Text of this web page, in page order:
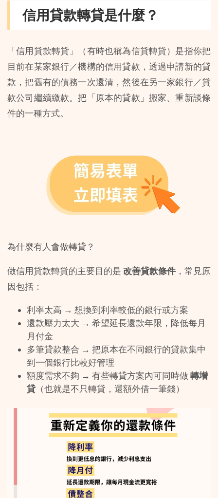
信用貸款轉貸是什麼？
「信用貸款轉貸」（有時也稱為信貸轉貸）是指你把
目前在某家銀行／機構的信用貸款，透過申請新的貸
款，把舊有的債務一次還清，然後在另一家銀行／貸
款公司繼續繳款。把「原本的貸款」搬家、重新談條
件的一種方式。
為什麼有人會做轉貸？
做信用貸款轉貸的主要目的是 改善貸款條件，常見原
因包括：
利率太高 → 想換到利率較低的銀行或方案
還款壓力太大 → 希望延長還款年限，降低每月
月付金
多筆貸款整合 → 把原本在不同銀行的貸款集中
到一個銀行比較好管理
額度需求不夠 → 有些轉貸方案內可同時做 轉增
貸 （也就是不只轉貸，還額外借一筆錢）